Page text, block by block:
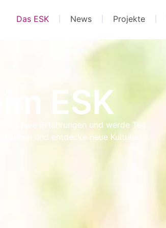
Das ESK News Projekte
ESK
Erfahrungen und werde Teil
und entdecke neue Kulturen.